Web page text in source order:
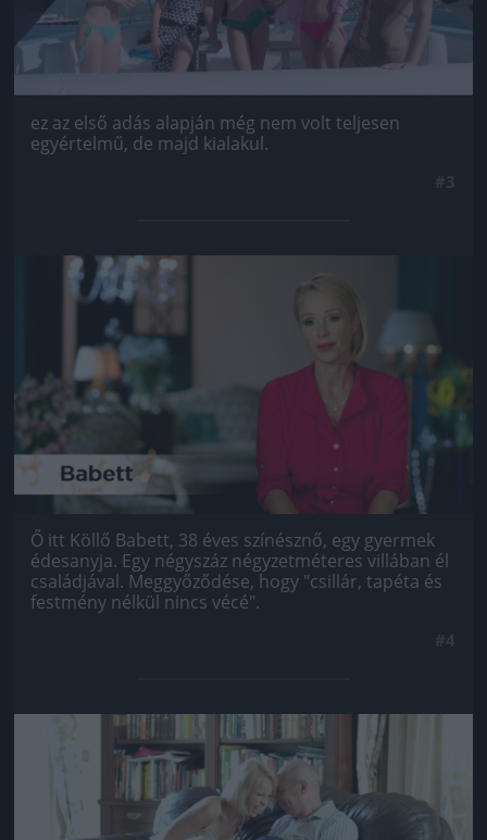
ez az első adás alapján még nem volt teljesen
egyértelmű, de majd kialakul.
Jön még kép!
Ő itt Köllő Babett, 38 éves színésznő, egy gyermek
édesanyja. Egy négyszáz négyzetméteres villában él
családjával. Meggyőződése, hogy "csillár, tapéta és
festmény nélkül nincs vécé".
Jön még kép!